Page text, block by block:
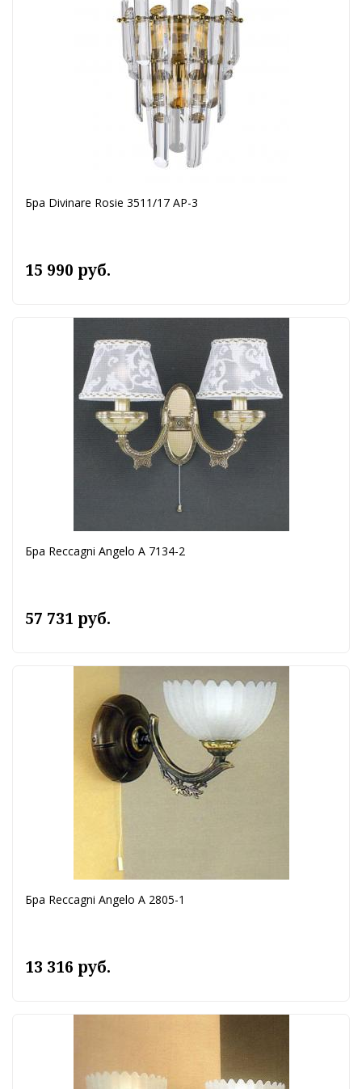
Бра Divinare Rosie 3511/17 AP-3
15 990 руб.
Бра Reccagni Angelo A 7134-2
57 731 руб.
Бра Reccagni Angelo A 2805-1
13 316 руб.